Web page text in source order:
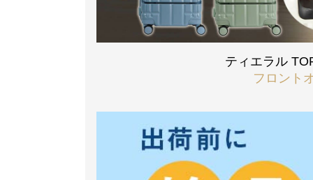
ティエラル
フロント